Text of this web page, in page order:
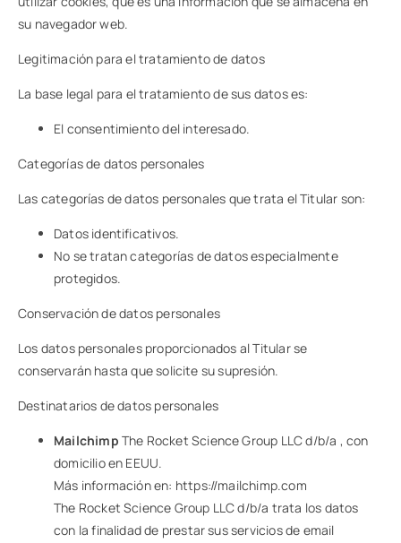
su navegador web.
Legitimación para el tratamiento de datos
La base legal para el tratamiento de sus datos es:
El consentimiento del interesado.
Categorías de datos personales
Las categorías de datos personales que trata el Titular son:
Datos identificativos.
No se tratan categorías de datos especialmente
protegidos.
Conservación de datos personales
Los datos personales proporcionados al Titular se
conservarán hasta que solicite su supresión.
Destinatarios de datos personales
Mailchimp The Rocket Science Group LLC d/b/a , con
domicilio en EEUU.
Más información en: https://mailchimp.com
The Rocket Science Group LLC d/b/a trata los datos
con la finalidad de prestar sus servicios de email